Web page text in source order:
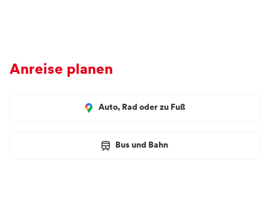
Anreise planen
Auto, Rad oder zu Fuß
Bus und Bahn